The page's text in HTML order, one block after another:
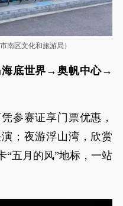
南区文化和旅游局）
海底世界→奥帆中心→
参赛证享门票优惠，
；夜游浮山湾，欣赏
“五月的风”地标，一站